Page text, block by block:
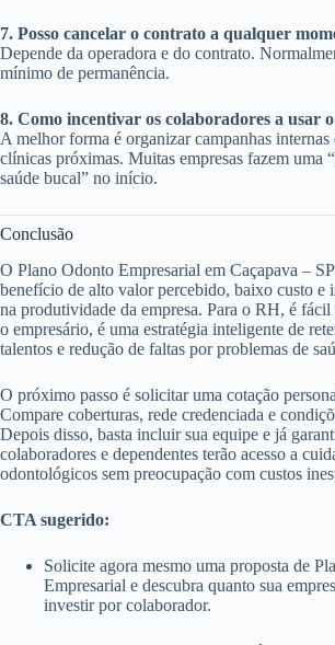
7. Posso cancelar o contrato a qualquer
Depende da operadora e do contrato.
mínimo de permanência.
8. Como incentivar os colaboradores a usar
A melhor forma é organizar campanhas internas
clínicas próximas. Muitas empresas fazem uma
saúde bucal” no início.
Conclusão
O Plano Odonto Empresarial em Caçapava –
benefício de alto valor percebido, baixo custo e
na produtividade da empresa. Para o RH, é fácil
o empresário, é uma estratégia inteligente de
talentos e redução de faltas por problemas de
O próximo passo é solicitar uma cotação
Compare coberturas, rede credenciada e
Depois disso, basta incluir sua equipe e já
colaboradores e dependentes terão acesso a
odontológicos sem preocupação com custos
CTA sugerido:
Solicite agora mesmo uma proposta de
Empresarial e descubra quanto sua
investir por colaborador.